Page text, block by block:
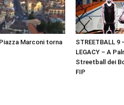
Marconi torna
STREETBALL 9
LEGACY – A
Streetball dei
FIP